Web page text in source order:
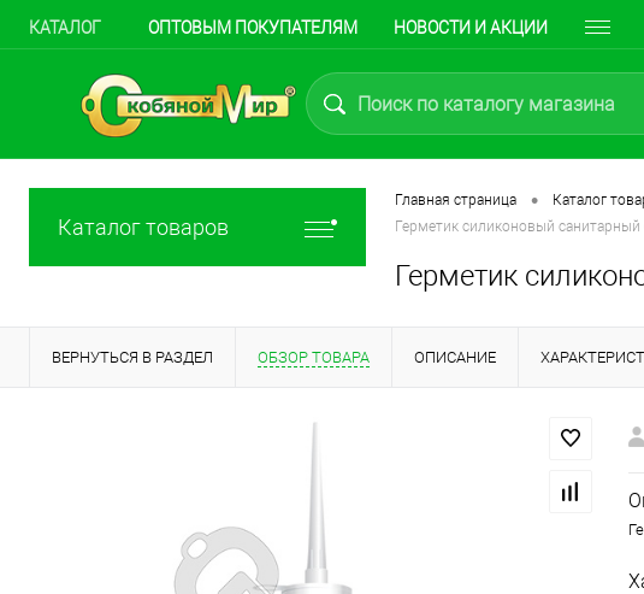
КАТАЛОГ ОПТОВЫМ ПОКУПАТЕЛЯМ НОВОСТИ И АКЦИИ
Каталог товаров
Главная страница • Каталог
Герметик силиконовый
Герметик
ВЕРНУТЬСЯ В РАЗДЕЛ ОБЗОР ТОВАРА ОПИСАНИЕ